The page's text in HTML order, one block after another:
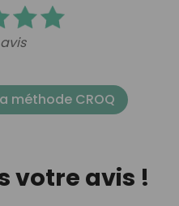
méthode CROQ
votre avis !